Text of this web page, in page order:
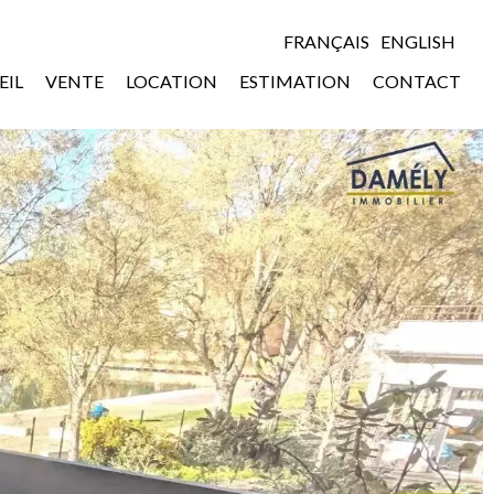
FRANÇAIS
ENGLISH
VENTE LOCATION ESTIMATION CONTACT